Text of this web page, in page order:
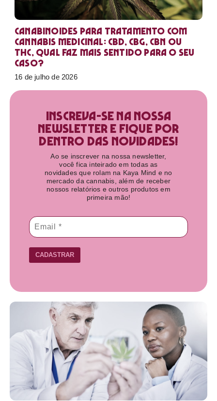
Canabinoides para tratamento com
cannabis medicinal: CBD, CBG, CBN ou
THC, qual faz mais sentido para o seu
caso?
16 de julho de 2026
Inscreva-se na nossa
newsletter e fique por
dentro das novidades!​
Ao se inscrever na nossa newsletter,
você fica inteirado em todas as
novidades que rolam na Kaya Mind e no
mercado da cannabis, além de receber
nossos relatórios e outros produtos em
primeira mão!
CADASTRAR